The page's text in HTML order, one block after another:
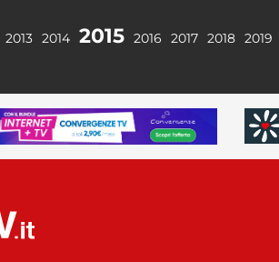
2013 2014 2015 2016 2017 2018 2019